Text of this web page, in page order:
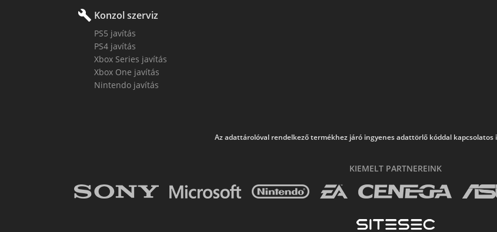
build Konzol szerviz
PS5 javítás
PS4 javítás
Xbox Series javítás
Xbox One javítás
Nintendo javítás
Az adattárolóval rendelkező termékhez járó ingyenes adattörlő kóddal
KIEMELT PARTNEREINK